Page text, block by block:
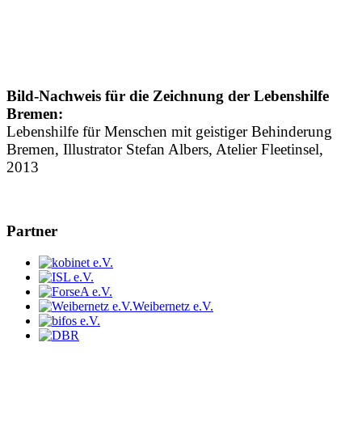
Bild-Nachweis für die Zeichnung der Lebenshilfe
Bremen:
Lebenshilfe für Menschen mit geistiger Behinderung
Bremen, Illustrator Stefan Albers, Atelier Fleetinsel,
2013
Partner
Weibernetz e.V.